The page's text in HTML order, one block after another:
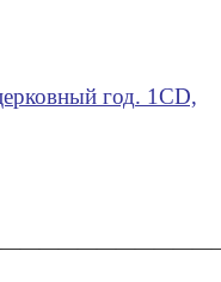
год. 1CD,